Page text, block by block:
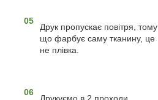
05
Друк пропускає повітря, тому
що фарбує саму тканину, це
не плівка.
06